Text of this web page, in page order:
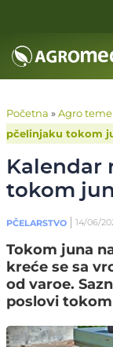
Početna »Agro teme
pčelinjaku tokom
Kalendar
tokom
PČELARSTVO 14/06/
Tokom juna
kreće se sa
od varoe.
poslovi